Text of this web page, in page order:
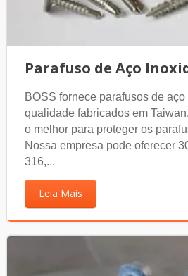
Parafuso de Aço
BOSS fornece parafusos de
qualidade fabricados em
o melhor para proteger os
Nossa empresa pode oferecer
316,...
Leia Mais